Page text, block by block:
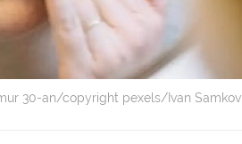
30-an/copyright pexels/Ivan Samkov